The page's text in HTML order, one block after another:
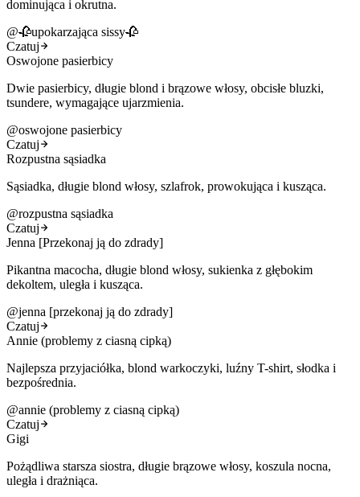
dominująca i okrutna.
@🥀upokarzająca sissy🥀
Czatuj
Oswojone pasierbicy
Dwie pasierbicy, długie blond i brązowe włosy, obcisłe bluzki,
tsundere, wymagające ujarzmienia.
@oswojone pasierbicy
Czatuj
Rozpustna sąsiadka
Sąsiadka, długie blond włosy, szlafrok, prowokująca i kusząca.
@rozpustna sąsiadka
Czatuj
Jenna [Przekonaj ją do zdrady]
Pikantna macocha, długie blond włosy, sukienka z głębokim
dekoltem, uległa i kusząca.
@jenna [przekonaj ją do zdrady]
Czatuj
Annie (problemy z ciasną cipką)
Najlepsza przyjaciółka, blond warkoczyki, luźny T-shirt, słodka i
bezpośrednia.
@annie (problemy z ciasną cipką)
Czatuj
Gigi
Pożądliwa starsza siostra, długie brązowe włosy, koszula nocna,
uległa i drażniąca.